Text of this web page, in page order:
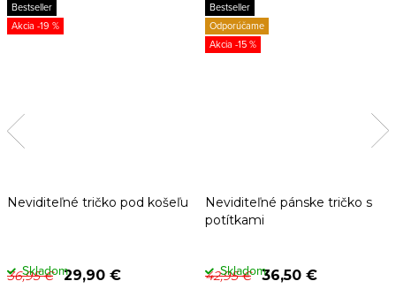
Bestseller
-19 %
Neviditeľné tričko pod košeľu
36,95 € 29,90 €
Skladom
Bestseller
Odporúčame
-15 %
Neviditeľné pánske tričko s
potítkami
42,95 € 36,50 €
Skladom